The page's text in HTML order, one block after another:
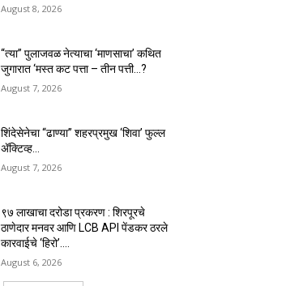
August 8, 2026
“त्या” पुलाजवळ नेत्याचा ‘माणसाचा’ कथित
जुगारात ‘मस्त कट पत्ता – तीन पत्ती…?
August 7, 2026
शिंदेसेनेचा “ढाण्या” शहरप्रमुख ‘शिवा’ फुल्ल
ॲक्टिव्ह…
August 7, 2026
९७ लाखाचा दरोडा प्रकरण : शिरपूरचे
ठाणेदार मनवर आणि LCB API पेंडकर ठरले
कारवाईचे ‘हिरो’….
August 6, 2026